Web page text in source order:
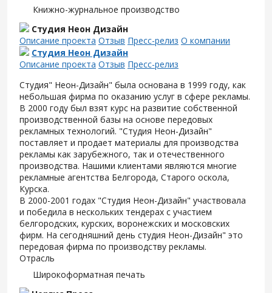
Книжно-журнальное производство
Студия Неон Дизайн
Описание проекта Отзыв Пресс-релиз О компании
Студия Неон Дизайн
Описание проекта Отзыв Пресс-релиз
Студия" Неон-Дизайн" была основана в 1999 году, как
небольшая фирма по оказанию услуг в сфере рекламы.
В 2000 году был взят курс на развитие собственной
производственной базы на основе передовых
рекламных технологий. "Студия Неон-Дизайн"
поставляет и продает материалы для производства
рекламы как зарубежного, так и отечественного
производства. Нашими клиентами являются многие
рекламные агентства Белгорода, Старого оскола,
Курска.
В 2000-2001 годах "Студия Неон-Дизайн" участвовала
и победила в нескольких тендерах с участием
белгородских, курских, воронежских и московских
фирм. На сегодняшний день студия Неон-Дизайн" это
передовая фирма по производству рекламы.
Отрасль
Широкоформатная печать